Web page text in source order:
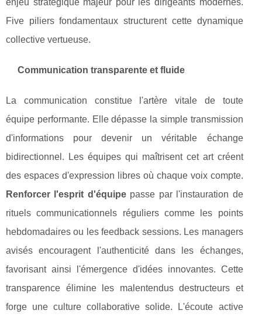
Five piliers fondamentaux structurent cette dynamique
collective vertueuse.
Communication transparente et fluide
La communication constitue l'artère vitale de toute
équipe performante. Elle dépasse la simple transmission
d'informations pour devenir un véritable échange
bidirectionnel. Les équipes qui maîtrisent cet art créent
des espaces d'expression libres où chaque voix compte.
Renforcer l'esprit d'équipepasse par l'instauration de
rituels communicationnels réguliers comme les points
hebdomadaires ou les feedback sessions. Les managers
avisés encouragent l'authenticité dans les échanges,
favorisant ainsi l'émergence d'idées innovantes. Cette
transparence élimine les malentendus destructeurs et
forge une culture collaborative solide. L'écoute active